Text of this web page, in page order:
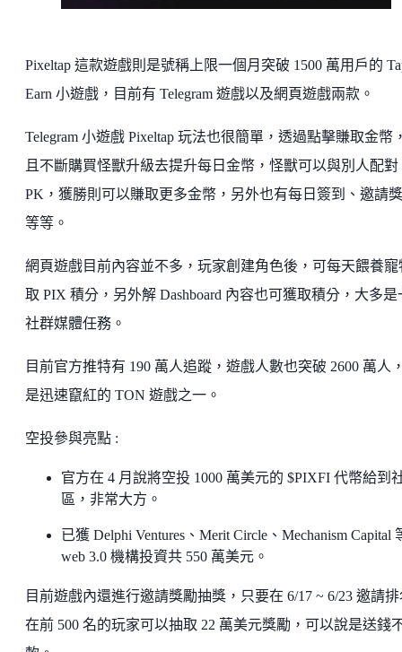
Pixeltap 這款遊戲則是號稱上限一個月突破 1500 萬用戶的
Earn 小遊戲，目前有 Telegram 遊戲以及網頁遊戲兩款。
Telegram 小遊戲 Pixeltap 玩法也很簡單，透過點擊賺取金幣
且不斷購買怪獸升級去提升每日金幣，怪獸可以與別人配對
PK，獲勝則可以賺取更多金幣，另外也有每日簽到、邀請
等等。
網頁遊戲目前內容並不多，玩家創建角色後，可每天餵養寵
取 PIX 積分，另外解 Dashboard 內容也可獲取積分，大多是
社群媒體任務。
目前官方推特有 190 萬人追蹤，遊戲人數也突破 2600 萬人
是迅速竄紅的 TON 遊戲之一。
空投參與亮點 :
官方在 4 月說將空投 1000 萬美元的 $PIXFI 代幣給到
區，非常大方。
已獲 Delphi Ventures、Merit Circle、Mechanism Capital
web 3.0 機構投資共 550 萬美元。
目前遊戲內還進行邀請獎勵抽獎，只要在 6/17 ~ 6/23 邀請
在前 500 名的玩家可以抽取 22 萬美元獎勵，可以說是送錢